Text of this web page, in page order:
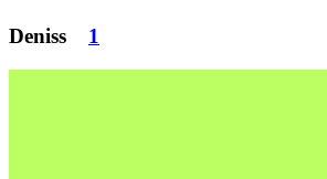
Deniss 1